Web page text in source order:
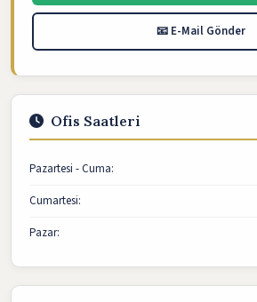
📧 E-Mail Gönder
Ofis Saatleri
Pazartesi - Cuma:
Cumartesi:
Pazar: